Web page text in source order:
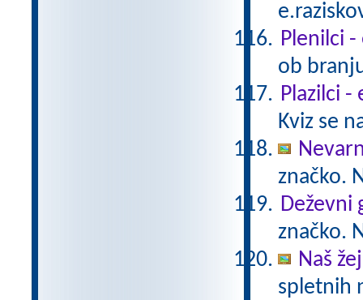
Plenilci -
ob
Plazilci -
Kviz se
značko.
Deževni
značko.
Naš
spletnih